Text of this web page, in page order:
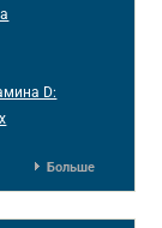
D:
Больше